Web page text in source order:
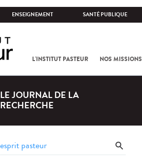
ENSEIGNEMENT SANTÉ PUBLIQUE
L'INSTITUT PASTEUR NOS MISSIONS
LE JOURNAL DE LA
RECHERCHE